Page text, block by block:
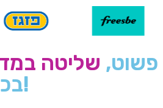
פשוט, שליטה
בכל פלטפורמה!